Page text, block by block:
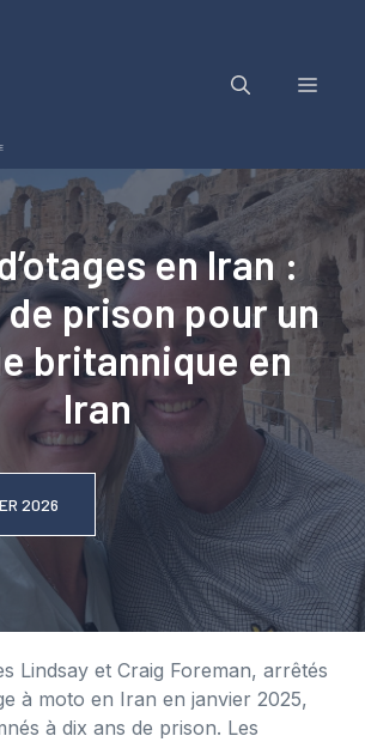
Menu
en Iran :
prison pour un
britannique en
Iran
2026
Lindsay et Craig Foreman, arrêtés
à moto en Iran en janvier 2025,
à dix ans de prison. Les